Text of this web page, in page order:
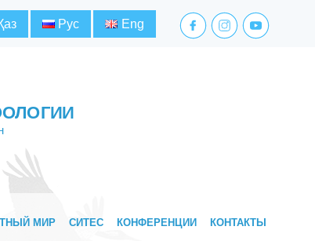
Рус Eng facebook.com
instagram.com
youtube.com
МИР СИТЕС КОНФЕРЕНЦИИ КОНТАКТЫ